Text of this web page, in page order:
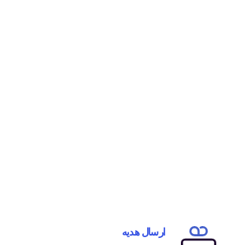
ارسال هدیه